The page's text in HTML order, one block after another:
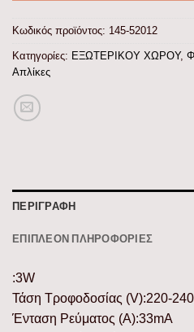
Κωδικός προϊόντος: 145-52012
Κατηγορίες: ΕΞΩΤΕΡΙΚΟΥ ΧΩΡΟΥ,
Απλίκες
ΠΕΡΙΓΡΑΦΉ
ΕΠΙΠΛΈΟΝ ΠΛΗΡΟΦΟΡΊΕΣ
:3W
Τάση Τροφοδοσίας (V):220-
Ένταση Ρεύματος (Α):33mA